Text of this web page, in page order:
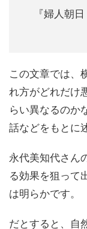
『婦人朝
この文章では、
れ方がどれだけ
らい異なるのか
話などをもとに
永代美知代さん
る効果を狙って
は明らかです。
だとすると、自